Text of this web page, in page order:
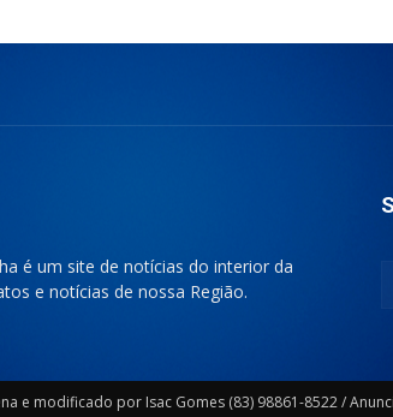
é um site de notícias do interior da
e notícias de nossa Região.
e modificado por Isac Gomes (83) 98861-8522 /